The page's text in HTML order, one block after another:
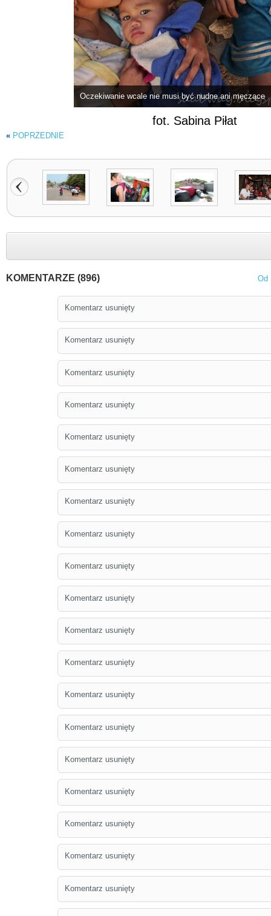
Oczekiwanie wcale nie musi być nudne ani męczące
fot. Sabina Piłat
« POPRZEDNIE
KOMENTARZE (896) Od
Komentarz usunięty
Komentarz usunięty
Komentarz usunięty
Komentarz usunięty
Komentarz usunięty
Komentarz usunięty
Komentarz usunięty
Komentarz usunięty
Komentarz usunięty
Komentarz usunięty
Komentarz usunięty
Komentarz usunięty
Komentarz usunięty
Komentarz usunięty
Komentarz usunięty
Komentarz usunięty
Komentarz usunięty
Komentarz usunięty
Komentarz usunięty